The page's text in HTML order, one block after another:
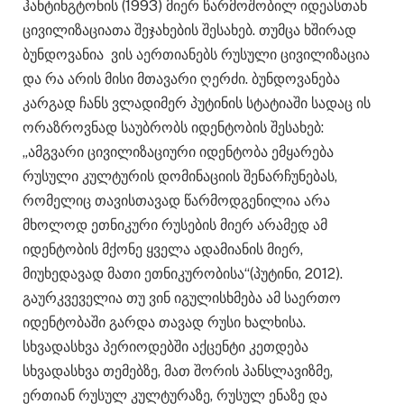
ჰანტინგტონის (1993) მიერ წარმოშობილ იდეასთან
ცივილიზაციათა შეჯახების შესახებ. თუმცა ხშირად
ბუნდოვანია ვის აერთიანებს რუსული ცივილიზაცია
და რა არის მისი მთავარი ღერძი. ბუნდოვანება
კარგად ჩანს ვლადიმერ პუტინის სტატიაში სადაც ის
ორაზროვნად საუბრობს იდენტობის შესახებ:
„ამგვარი ცივილიზაციური იდენტობა ემყარება
რუსული კულტურის დომინაციის შენარჩუნებას,
რომელიც თავისთავად წარმოდგენილია არა
მხოლოდ ეთნიკური რუსების მიერ არამედ ამ
იდენტობის მქონე ყველა ადამიანის მიერ,
მიუხედავად მათი ეთნიკურობისა“(პუტინი, 2012).
გაურკვეველია თუ ვინ იგულისხმება ამ საერთო
იდენტობაში გარდა თავად რუსი ხალხისა.
სხვადასხვა პერიოდებში აქცენტი კეთდება
სხვადასხვა თემებზე, მათ შორის პანსლავიზმე,
ერთიან რუსულ კულტურაზე, რუსულ ენაზე და